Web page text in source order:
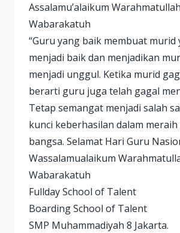
Assalamu’alaikum
Wabarakatuh
“Guru yang baik membuat murid
menjadi baik dan menjadikan
menjadi unggul. Ketika murid
berarti guru juga telah gagal
Tetap semangat menjadi salah
kunci keberhasilan dalam
bangsa. Selamat Hari Guru
Wassalamualaikum
Wabarakatuh
Fullday School of Talent
Boarding School of Talent
SMP Muhammadiyah 8 Jakarta.